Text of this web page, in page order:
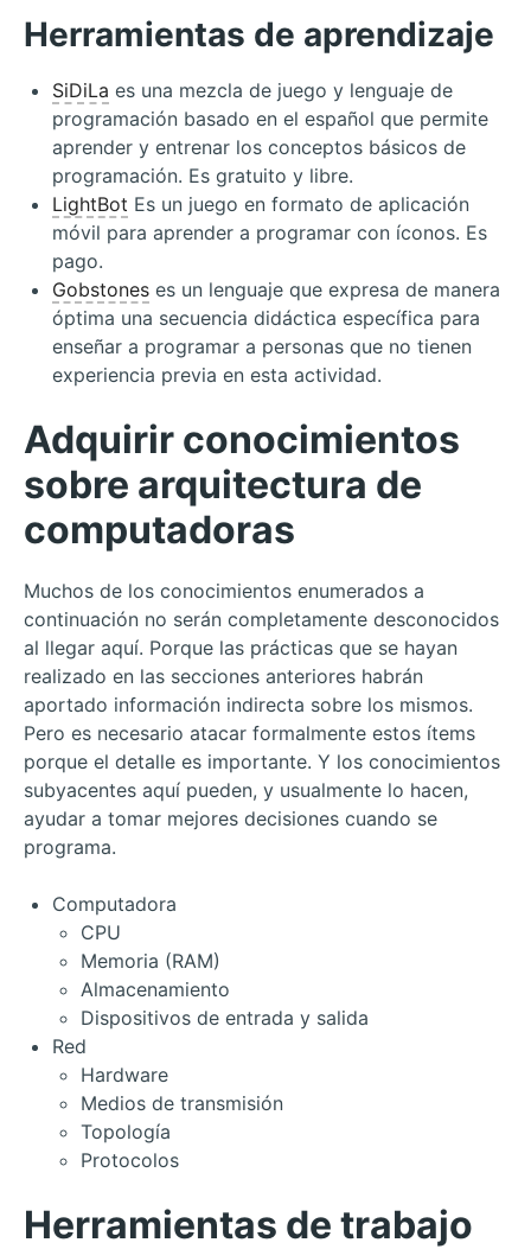
Herramientas de aprendizaje
SiDiLa es una mezcla de juego y lenguaje de
programación basado en el español que permite
aprender y entrenar los conceptos básicos de
programación. Es gratuito y libre.
LightBot Es un juego en formato de aplicación
móvil para aprender a programar con íconos. Es
pago.
Gobstones es un lenguaje que expresa de manera
óptima una secuencia didáctica específica para
enseñar a programar a personas que no tienen
experiencia previa en esta actividad.
Adquirir conocimientos
sobre arquitectura de
computadoras
Muchos de los conocimientos enumerados a
continuación no serán completamente desconocidos
al llegar aquí. Porque las prácticas que se hayan
realizado en las secciones anteriores habrán
aportado información indirecta sobre los mismos.
Pero es necesario atacar formalmente estos ítems
porque el detalle es importante. Y los conocimientos
subyacentes aquí pueden, y usualmente lo hacen,
ayudar a tomar mejores decisiones cuando se
programa.
Computadora
CPU
Memoria (RAM)
Almacenamiento
Dispositivos de entrada y salida
Red
Hardware
Medios de transmisión
Topología
Protocolos
Herramientas de trabajo